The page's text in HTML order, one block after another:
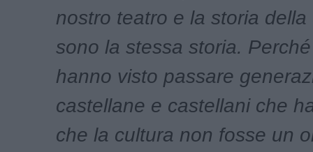
nostro teatro e la storia della
sono la stessa storia.
hanno visto passare
castellane e castellani che
che la cultura non fosse un